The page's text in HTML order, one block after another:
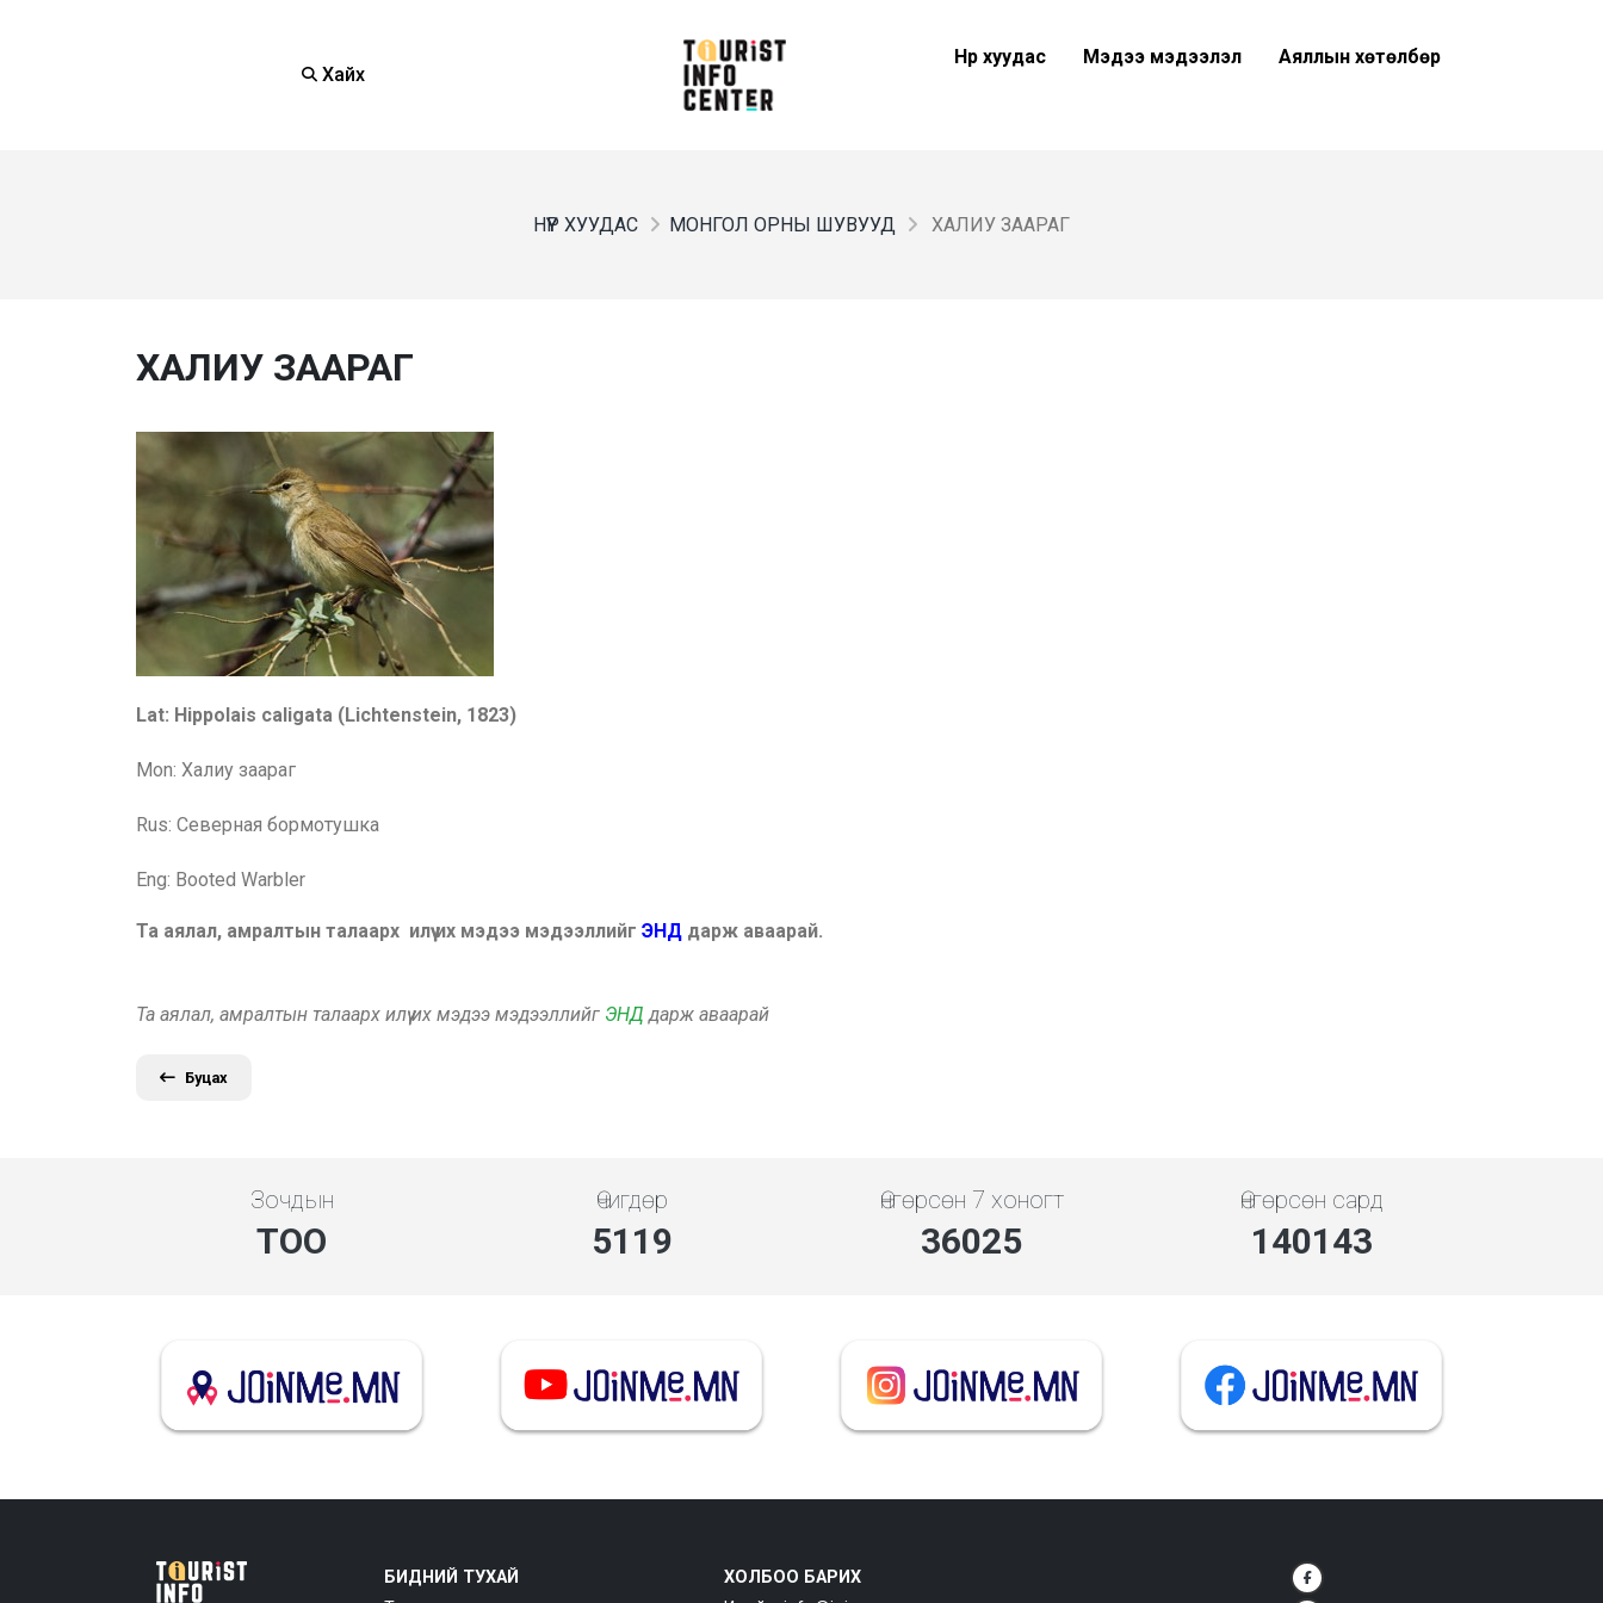
Хайх
Нүүр хуудас Мэдээ мэдээлэл Аяллын хөтөлбөр
НҮҮР ХУУДАС МОНГОЛ ОРНЫ ШУВУУД ХАЛИУ ЗААРАГ
ХАЛИУ ЗААРАГ
Lat: Hippolais caligata (Lichtenstein, 1823)
Mon: Халиу заараг
Rus: Северная бормотушка
Eng: Booted Warbler
Та аялал, амралтын талаарх илүү их мэдээ мэдээллийг ЭНД дарж аваарай.
Та аялал, амралтын талаарх илүү их мэдээ мэдээллийг ЭНД дарж аваарай
Буцах
Зочдын
ТОО
Өчигдөр
5119
Өнгөрсөн 7 хоногт
36025
Өнгөрсөн сард
140143
БИДНИЙ ТУХАЙ
ХОЛБОО БАРИХ